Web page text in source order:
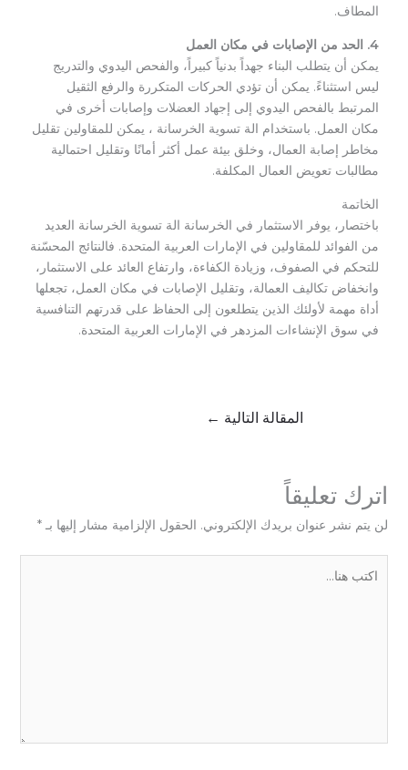
المطاف.
4. الحد من الإصابات في مكان العمل
يمكن أن يتطلب البناء جهداً بدنياً كبيراً، والفحص اليدوي والتدريج
ليس استثناءً. يمكن أن تؤدي الحركات المتكررة والرفع الثقيل
المرتبط بالفحص اليدوي إلى إجهاد العضلات وإصابات أخرى في
مكان العمل. باستخدام الة تسوية الخرسانة ، يمكن للمقاولين تقليل
مخاطر إصابة العمال، وخلق بيئة عمل أكثر أمانًا وتقليل احتمالية
مطالبات تعويض العمال المكلفة.
الخاتمة
باختصار، يوفر الاستثمار في الخرسانة الة تسوية الخرسانة العديد
من الفوائد للمقاولين في الإمارات العربية المتحدة. فالنتائج المحسّنة
للتحكم في الصفوف، وزيادة الكفاءة، وارتفاع العائد على الاستثمار،
وانخفاض تكاليف العمالة، وتقليل الإصابات في مكان العمل، تجعلها
أداة مهمة لأولئك الذين يتطلعون إلى الحفاظ على قدرتهم التنافسية
في سوق الإنشاءات المزدهر في الإمارات العربية المتحدة.
المقالة التالية ←
اترك تعليقاً
لن يتم نشر عنوان بريدك الإلكتروني. الحقول الإلزامية مشار إليها بـ *
هنا...